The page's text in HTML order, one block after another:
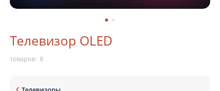
Телевизор OLED
товаров: 8
Самара
Уфа